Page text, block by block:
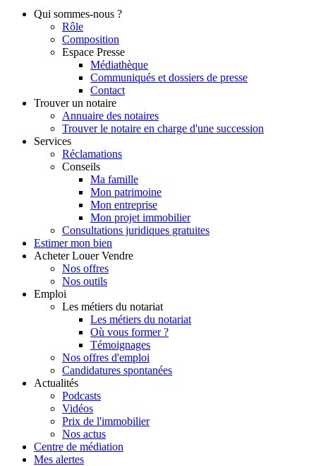
Qui sommes-nous ?
Rôle
Composition
Espace Presse
Médiathèque
Communiqués et dossiers de presse
Contact
Trouver un notaire
Annuaire des notaires
Trouver le notaire en charge d'une succession
Services
Réclamations
Conseils
Ma famille
Mon patrimoine
Mon entreprise
Mon projet immobilier
Consultations juridiques gratuites
Estimer mon bien
Acheter Louer Vendre
Nos offres
Nos outils
Emploi
Les métiers du notariat
Les métiers du notariat
Où vous former ?
Témoignages
Nos offres d'emploi
Candidatures spontanées
Actualités
Podcasts
Vidéos
Prix de l'immobilier
Nos actus
Centre de médiation
Mes alertes